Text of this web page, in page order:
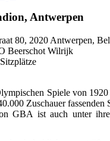
Antwerpen
80, 2020 Antwerpen,
Beerschot Wilrijk
Spiele von
Zuschauer fassenden
GBA ist auch unter